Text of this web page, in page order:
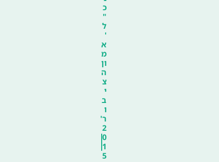
כ
"
ל
'
א
מ
ון
ה
צ
י
ב
ו
ר'
2
0
1
5